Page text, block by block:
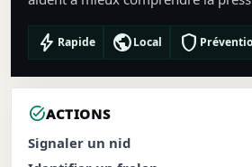
bolt Rapide publicLocal shield
task_altACTIONS
Signaler un nid